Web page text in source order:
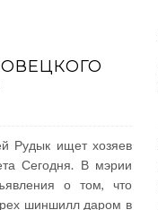
Рудык ищет хозяев
Сегодня. В мэрии
о том, что
шиншилл даром в